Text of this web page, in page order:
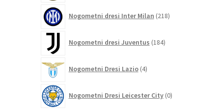
Nogometni dresi Inter Milan 218izdelkov
Nogometni dresi Juventus 184izdelkov
Nogometni Dresi Lazio 4izdelki
Nogometni Dresi Leicester City 0izdelkov